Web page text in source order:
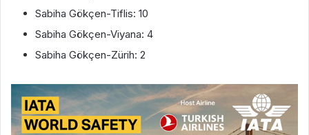
Sabiha Gökçen-Tiflis: 10
Sabiha Gökçen-Viyana: 4
Sabiha Gökçen-Zürih: 2